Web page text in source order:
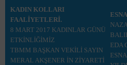
KADIN KOLLARI
FAALİYETLERİ.
8 MART 2017 KADINLAR GÜNÜ
ETKİNLİĞİMİZ
TBMM BAŞKAN VEKİLİ SAYIN
MERAL AKŞENER İN ZİYARETİ
EDA